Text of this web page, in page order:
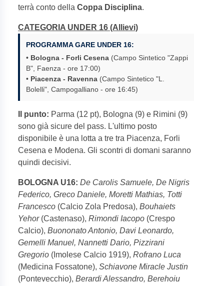
terrà conto della Coppa Disciplina.
CATEGORIA UNDER 16 (Allievi)
PROGRAMMA GARE UNDER 16:
• Bologna - Forli Cesena (Campo Sintetico "Zappi
B", Faenza - ore 17:00)
• Piacenza - Ravenna (Campo Sintetico "L.
Bolelli", Campogalliano - ore 16:45)
Il punto: Parma (12 pt), Bologna (9) e Rimini (9)
sono già sicure del pass. L'ultimo posto
disponibile è una lotta a tre tra Piacenza, Forli
Cesena e Modena. Gli scontri di domani saranno
quindi decisivi.
BOLOGNA U16: De Carolis Samuele, De Nigris
Federico, Greco Daniele, Moretti Mathias, Totti
Francesco (Calcio Zola Predosa), Bouhaiets
Yehor(Castenaso), Rimondi Iacopo (Crespo
Calcio), Buononato Antonio, Davi Leonardo,
Gemelli Manuel, Nannetti Dario, Pizzirani
Gregorio (Imolese Calcio 1919), Rofrano Luca
(Medicina Fossatone), Schiavone Miracle Justin
(Pontevecchio), Berardi Alessandro, Berehoiu